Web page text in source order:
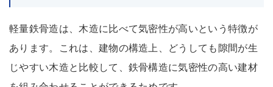
軽量鉄骨造は、木造に比べて気密性が高いという特徴が
あります。これは、建物の構造上、どうしても隙間が生
じやすい木造と比較して、鉄骨構造に気密性の高い建材